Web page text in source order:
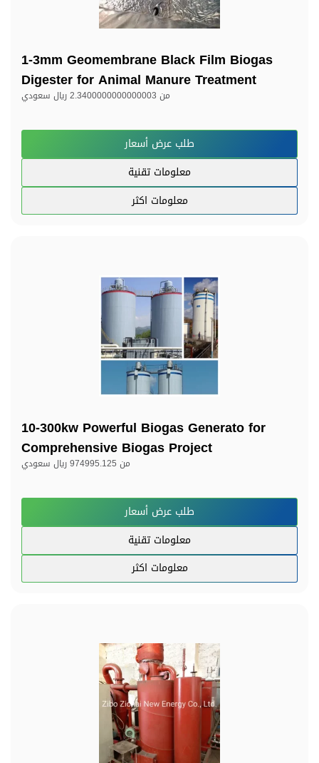
1-3mm Geomembrane Black Film Biogas
Digester for Animal Manure Treatment
من 2.3400000000000003 ريال سعودي
طلب عرض أسعار
معلومات تقنية
معلومات اكثر
10-300kw Powerful Biogas Generato for
Comprehensive Biogas Project
من 974995.125 ريال سعودي
طلب عرض أسعار
معلومات تقنية
معلومات اكثر